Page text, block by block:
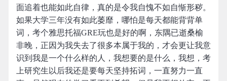
面追着也能如此自律，真的是令我自愧不如自惭形秽。
如果大学三年没有如此萎靡，哪怕是每天都能背背单
词，考个雅思托福GRE玩也是好的啊，东隅已逝桑榆
非晚，正因为我失去了很多本属于我的，才会更让我意
识到我是一个什么样的人，我想要的是什么，我想，考
上研究生以后我还是要每天坚持拓词，一直努力一直